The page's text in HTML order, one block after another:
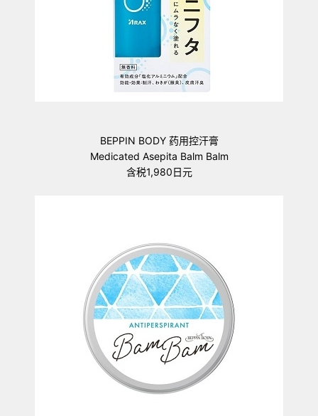
BEPPIN BODY 药用控汗膏
Medicated Asepita Balm Balm
含税1,980日元